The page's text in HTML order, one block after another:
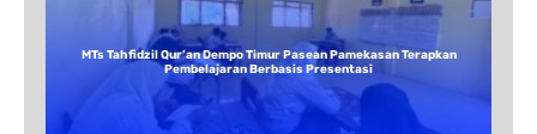
MTs Tahfidzil Qur’an Dempo Timur Pasean Pamekasan Terapkan
Pembelajaran Berbasis Presentasi